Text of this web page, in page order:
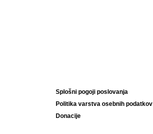
Splošni pogoji poslovanja
Politika varstva osebnih podatkov
Donacije